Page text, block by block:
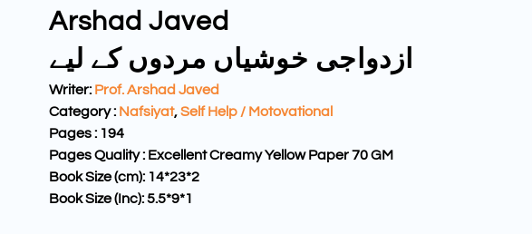
Arshad Javed
ازدواجی خوشیاں مردوں کے لیے
Writer: Prof. Arshad Javed
Category : Nafsiyat,Self Help / Motovational
Pages : 194
Pages Quality : Excellent Creamy Yellow Paper 70 GM
Book Size (cm): 14*23*2
Book Size (Inc): 5.5*9*1